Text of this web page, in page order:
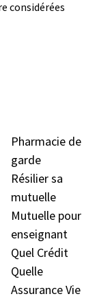
considérées
Pharmacie de
garde
Résilier sa
mutuelle
Mutuelle pour
enseignant
Quel Crédit
Quelle
Assurance Vie